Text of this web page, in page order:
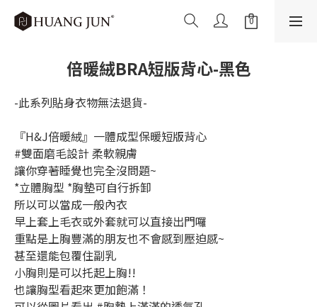
倍暖絨BRA短版背心-黑色
-此系列貼身衣物無法退貨-
『H&J倍暖絨』一體成型保暖短版背心
#雙面磨毛設計 柔軟親膚
讓你穿著睡覺也完全沒問題~
*立體胸型 *胸墊可自行拆卸
所以可以當成一般內衣
早上套上毛衣或外套就可以直接出門囉
重點是上胸豐滿的朋友也不會感到壓迫感~
甚至還能包覆住副乳
小胸則是可以托起上胸!!
也讓胸型看起來更加飽滿！